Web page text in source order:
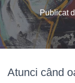
Publicat
Atunci când